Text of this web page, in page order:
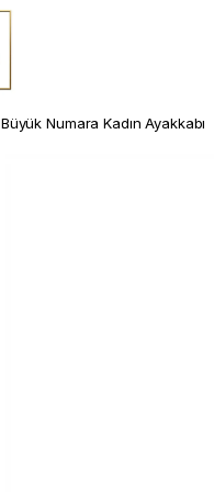
Büyük Numara Kadın Ayakkabı